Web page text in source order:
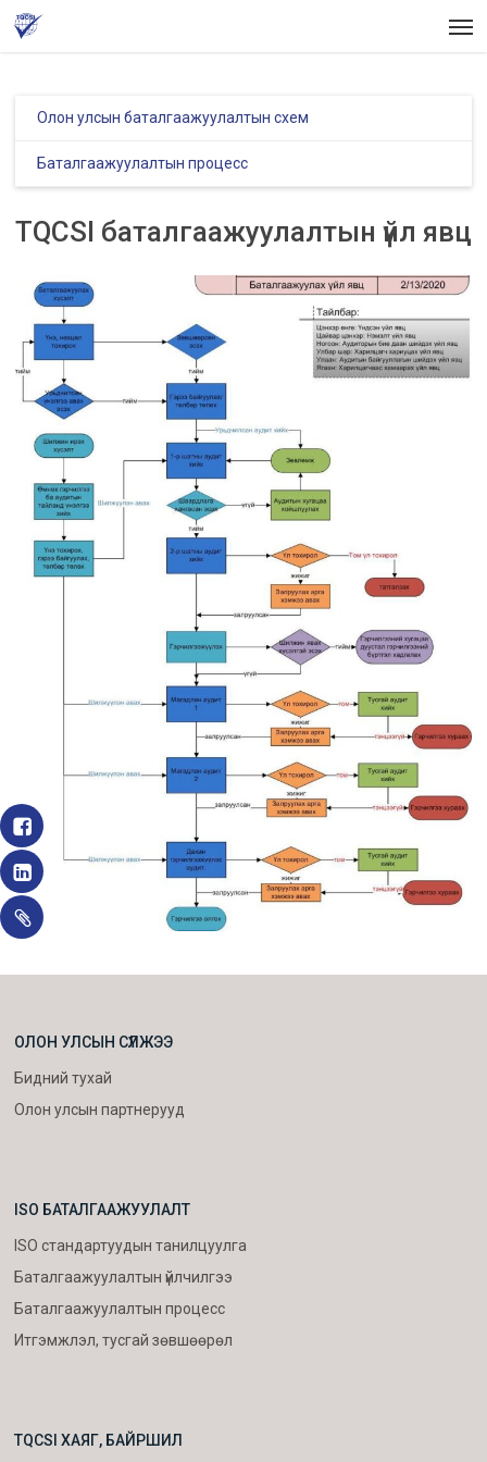
Skip
Олон улсын баталгаажуулалтын схем
Баталгаажуулалтын процесс
TQCSI баталгаажуулалтын үйл явц
ОЛОН УЛСЫН СҮЛЖЭЭ
Бидний тухай
Олон улсын партнерууд
ISO БАТАЛГААЖУУЛАЛТ
ISO стандартуудын танилцуулга
Баталгаажуулалтын үйлчилгээ
Баталгаажуулалтын процесс
Итгэмжлэл, тусгай зөвшөөрөл
TQCSI ХАЯГ, БАЙРШИЛ